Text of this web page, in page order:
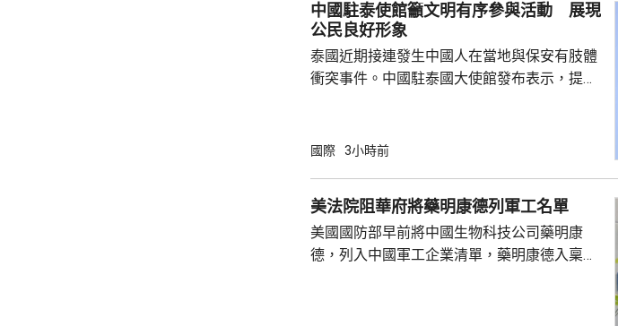
中國駐泰使館籲文明有序參與活動 展現
公民良好形象
泰國近期接連發生中國人在當地與保安有肢體
衝突事件。中國駐泰國大使館發布表示，提醒
定，文明旅遊、禮貌待人，展現中國公民良好
公民要提前做好準備，了解活動規則，包括入
場、拍攝、攜帶物品等要求，如發生糾紛或合
法權益受到侵害，應保持冷靜，依法理性維...
國際 3小時前
美法院阻華府將藥明康德列軍工名單
美國國防部早前將中國生物科技公司藥明康
德，列入中國軍工企業清單，藥明康德入稟法